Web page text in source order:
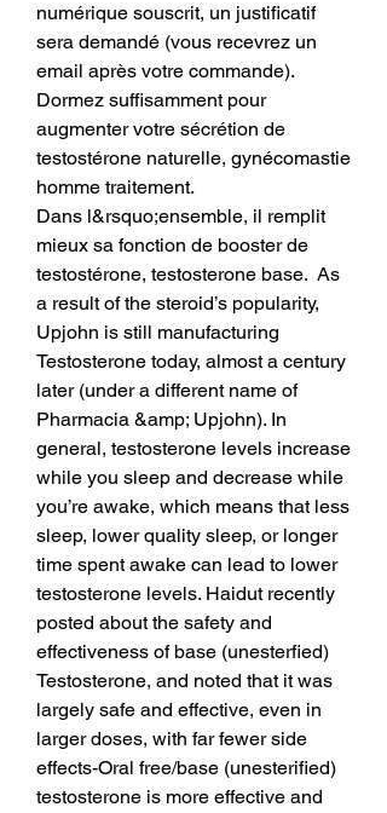
numérique souscrit, un justificatif
sera demandé (vous recevrez un
email après votre commande).
Dormez suffisamment pour
augmenter votre sécrétion de
testostérone naturelle, gynécomastie
homme traitement.
Dans l&rsquo;ensemble, il remplit
mieux sa fonction de booster de
testostérone, testosterone base.  As
a result of the steroid’s popularity,
Upjohn is still manufacturing
Testosterone today, almost a century
later (under a different name of
Pharmacia &amp; Upjohn). In
general, testosterone levels increase
while you sleep and decrease while
you’re awake, which means that less
sleep, lower quality sleep, or longer
time spent awake can lead to lower
testosterone levels. Haidut recently
posted about the safety and
effectiveness of base (unesterfied)
Testosterone, and noted that it was
largely safe and effective, even in
larger doses, with far fewer side
effects-Oral free/base (unesterified)
testosterone is more effective and